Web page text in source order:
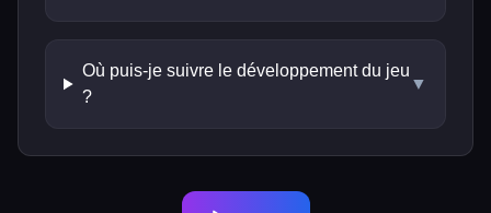
Où puis-je suivre le développement du jeu
?
▼